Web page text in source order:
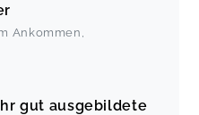
Ankommen,
gut ausgebildete